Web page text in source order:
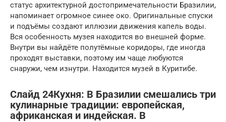
статус архитектурной достопримечательности Бразилии,
напоминает огромное синее око. Оригинальные спуски
и подъёмы создают иллюзии движения капель воды.
Вся особенность музея находится во внешней форме.
Внутри вы найдёте полутёмные коридоры, где иногда
проходят выставки, поэтому им чаще любуются
снаружи, чем изнутри. Находится музей в Куритибе.
Слайд 24Кухня: В Бразилии смешались три
кулинарные традиции: европейская,
африканская и индейская. В